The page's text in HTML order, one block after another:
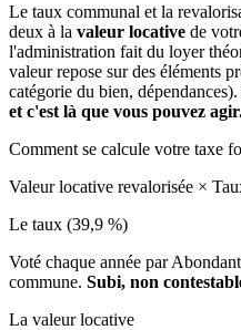
Le taux communal et la
deux à la valeur locative de
l'administration fait du loyer
valeur repose sur des éléments
catégorie du bien, dépendances).
et c'est là que vous pouvez
Comment se calcule votre taxe
Valeur locative revalorisée ×
Le taux (39,9 %)
Voté chaque année par
commune. Subi, non
La valeur locative